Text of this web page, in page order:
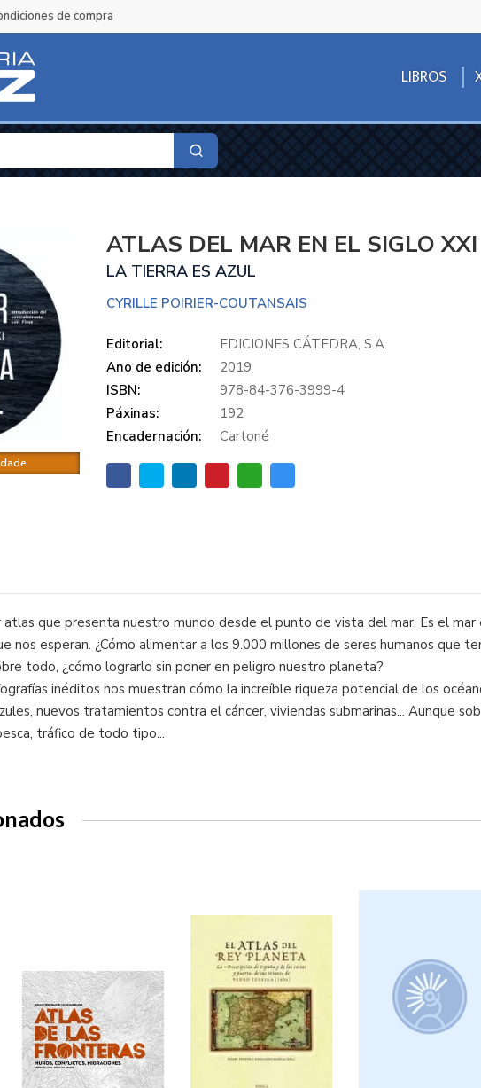
de compra
LIBROS
ATLAS DEL MAR EN EL SIGLO XXI
LA TIERRA ES AZUL
CYRILLE POIRIER-COUTANSAIS
Editorial:
EDICIONES CÁTEDRA, S.A.
Ano de edición:
2019
ISBN:
978-84-376-3999-4
Páxinas:
192
Encadernación:
Cartoné
que presenta nuestro mundo desde el punto de vista del mar. Es el
nos esperan. ¿Cómo alimentar a los 9.000 millones de seres humanos que
todo, ¿cómo lograrlo sin poner en peligro nuestro planeta?
inéditos nos muestran cómo la increíble riqueza potencial de los
nuevos tratamientos contra el cáncer, viviendas submarinas... Aunque
tráfico de todo tipo...